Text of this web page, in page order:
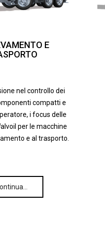
E
nel controllo dei
compatti e
i focus delle
per le macchine
e al trasporto.